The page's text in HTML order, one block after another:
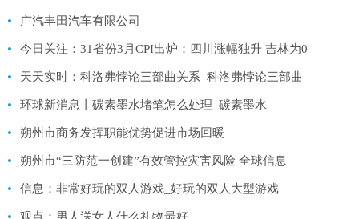
广汽丰田汽车有限公司
今日关注：31省份3月CPI出炉：四川涨幅独升 吉林为0
天天实时：科洛弗悖论三部曲关系_科洛弗悖论三部曲
环球新消息丨碳素墨水堵笔怎么处理_碳素墨水
朔州市商务发挥职能优势促进市场回暖
朔州市“三防范一创建”有效管控灾害风险 全球信息
信息：非常好玩的双人游戏_好玩的双人大型游戏
观点：男人送女人什么礼物最好